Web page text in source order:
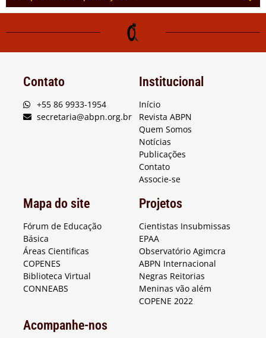
Contato
+55 86 9933-1954
secretaria@abpn.org.br
Institucional
Início
Revista ABPN
Quem Somos
Notícias
Publicações
Contato
Associe-se
Mapa do site
Fórum de Educação
Básica
Áreas Cientificas
COPENES
Biblioteca Virtual
CONNEABS
Projetos
Cientistas Insubmissas
EPAA
Observatório Agimcra
ABPN Internacional
Negras Reitorias
Meninas vão além
COPENE 2022
Acompanhe-nos